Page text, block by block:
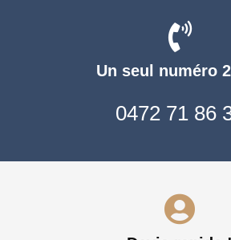
Un seul numéro
0472 71 86